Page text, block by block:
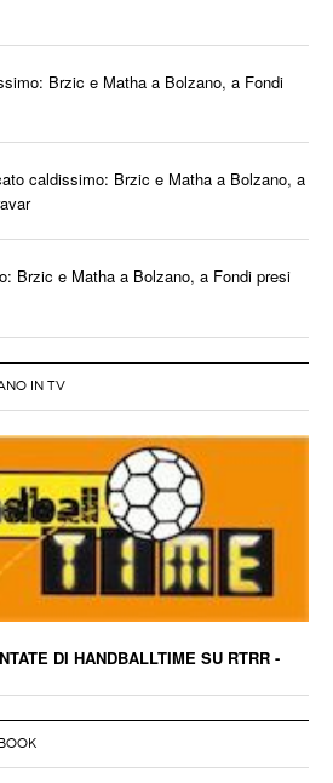
Brzic e Matha a Bolzano, a Fondi
caldissimo: Brzic e Matha a Bolzano, a
Brzic e Matha a Bolzano, a Fondi presi
IN TV
DI HANDBALLTIME SU RTRR -